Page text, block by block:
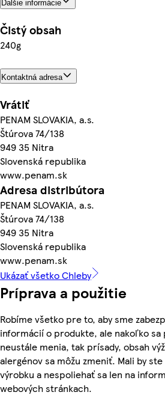
Ďalšie informácie
Čistý obsah
240g
Kontaktná adresa
Vrátiť
PENAM SLOVAKIA, a.s.
Štúrova 74/138
949 35 Nitra
Slovenská republika
www.penam.sk
Adresa distribútora
PENAM SLOVAKIA, a.s.
Štúrova 74/138
949 35 Nitra
Slovenská republika
www.penam.sk
Ukázať všetko Chleby
Príprava a použitie
Robíme všetko pre to, aby sme
informácií o produkte, ale nakoľko
neustále menia, tak prísady, obsah
alergénov sa môžu zmeniť. Mali by
výrobku a nespoliehať sa len na
webových stránkach.